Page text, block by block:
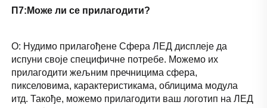
П7:Може ли се прилагодити?
О: Нудимо прилагођене Сфера ЛЕД дисплеје да
испуни своје специфичне потребе. Можемо их
прилагодити жељним пречницима сфера,
пикселовима, карактеристикама, облицима модула
итд. Такође, можемо прилагодити ваш логотип на ЛЕД